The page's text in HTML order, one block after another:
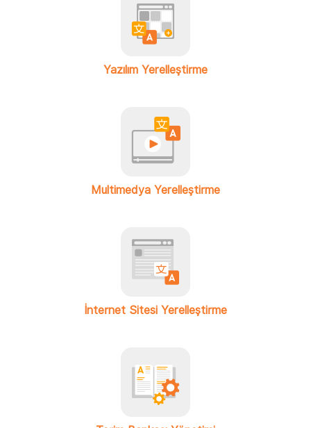
Yazılım Yerelleştirme
Multimedya Yerelleştirme
İnternet Sitesi Yerelleştirme